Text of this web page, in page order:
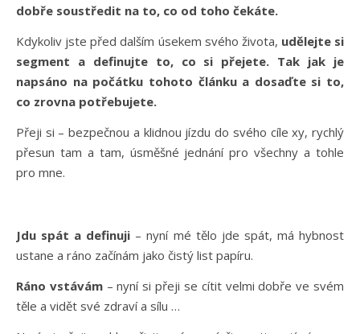
dobře soustředit na to, co od toho čekáte.
Kdykoliv jste před dalším úsekem svého života, udělejte si
segment a definujte to, co si přejete. Tak jak je
napsáno na počátku tohoto článku a dosaďte si to,
co zrovna potřebujete.
Přeji si – bezpečnou a klidnou jízdu do svého cíle xy, rychlý
přesun tam a tam, úsměšné jednání pro všechny a tohle
pro mne.
Jdu spát a definuji – nyní mé tělo jde spát, má hybnost
ustane a ráno začínám jako čistý list papíru.
Ráno vstávám– nyní si přeji se cítit velmi dobře ve svém
těle a vidět své zdraví a sílu …